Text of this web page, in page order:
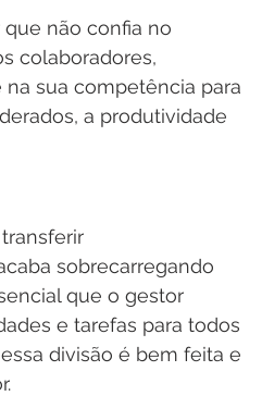
não confia no
colaboradores,
sua competência para
a produtividade
sobrecarregando
que o gestor
e tarefas para todos
divisão é bem feita e